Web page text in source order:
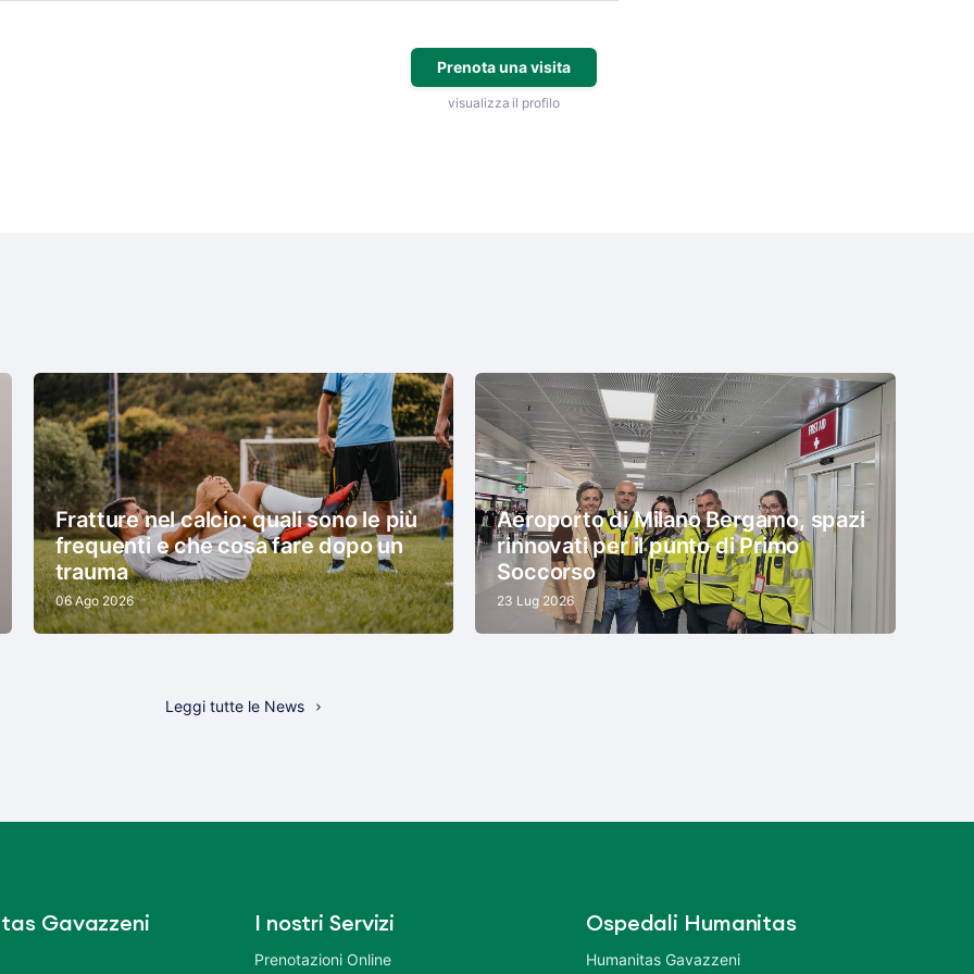
Prenota una visita
visualizza il profilo
Fratture nel calcio: quali sono le più
frequenti e che cosa fare dopo un
trauma
06 Ago 2026
Aeroporto di Milano Bergamo, spazi
rinnovati per il punto di Primo
Soccorso
23 Lug 2026
Leggi tutte le News
Gavazzeni I nostri Servizi
Prenotazioni Online
Ospedali Humanitas
Humanitas Gavazzeni